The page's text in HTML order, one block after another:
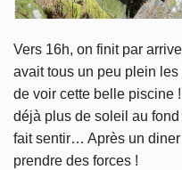
Vers 16h, on finit par
avait tous un peu plein
de voir cette belle piscine
déjà plus de soleil au fond
fait sentir… Après un
prendre des forces !